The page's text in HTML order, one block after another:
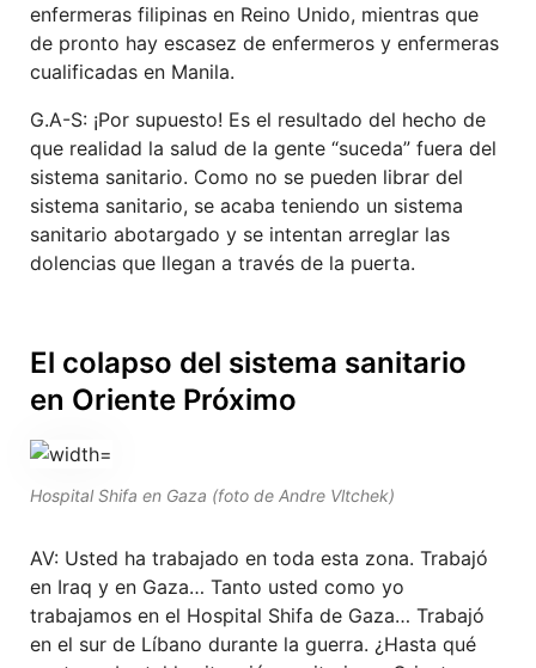
enfermeras filipinas en Reino Unido, mientras que
de pronto hay escasez de enfermeros y enfermeras
cualificadas en Manila.
G.A-S: ¡Por supuesto! Es el resultado del hecho de
que realidad la salud de la gente “suceda” fuera del
sistema sanitario. Como no se pueden librar del
sistema sanitario, se acaba teniendo un sistema
sanitario abotargado y se intentan arreglar las
dolencias que llegan a través de la puerta.
El colapso del sistema sanitario
en Oriente Próximo
Hospital Shifa en Gaza (foto de Andre Vltchek)
AV: Usted ha trabajado en toda esta zona. Trabajó
en Iraq y en Gaza… Tanto usted como yo
trabajamos en el Hospital Shifa de Gaza… Trabajó
en el sur de Líbano durante la guerra. ¿Hasta qué